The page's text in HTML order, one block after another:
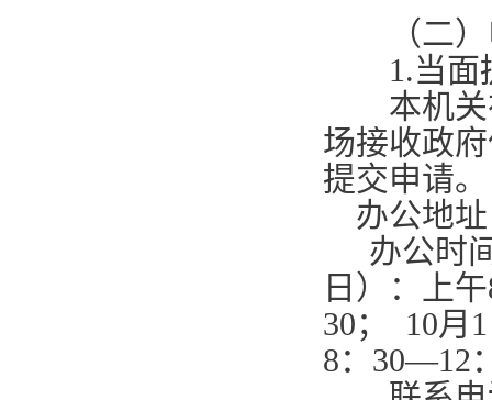
（二）
1.当面
本机关
场接收政
提交申请。
办公地址
办公时
日）：上午
30； 10月 1
8： 30—12